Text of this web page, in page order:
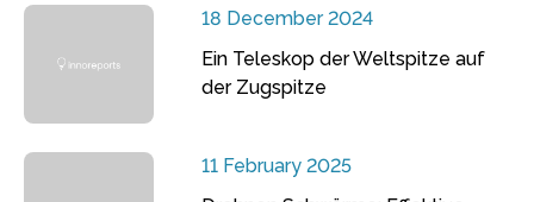
18 December 2024
Ein Teleskop der Weltspitze auf
der Zugspitze
11 February 2025